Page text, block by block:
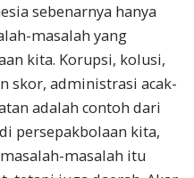
sebenarnya hanya
masalah yang
kita. Korupsi, kolusi,
skor, administrasi acak-
adalah contoh dari
persepakbolaan kita,
masalah itu